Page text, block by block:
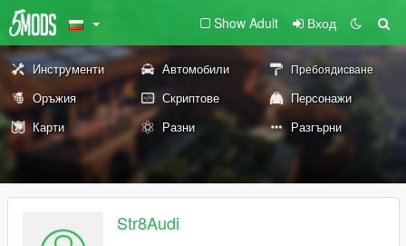
Show Adult Вход
Инструменти Автомобили Пребоядисване
Оръжия Скриптове
Персонажи
Карти
Разни Разгърни
Str8Audi